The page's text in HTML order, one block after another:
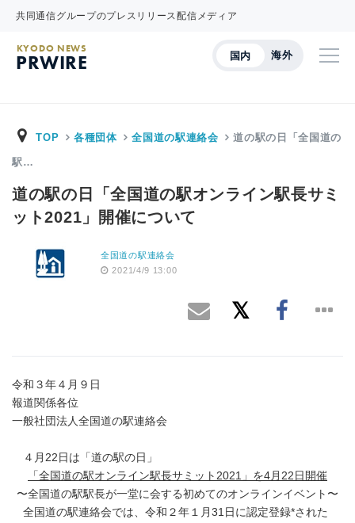
共同通信グループのプレスリリース配信メディア
国内 海外
KYODO NEWS
PRWIRE
TOP 各種団体 全国道の駅連絡会 道の駅の日「全国道の
駅…
道の駅の日「全国道の駅オンライン駅長サミ
ット2021」開催について
全国道の駅連絡会
2021/4/9 13:00
令和３年４月９日
報道関係各位
一般社団法人全国道の駅連絡会
４月22日は「道の駅の日」
「全国道の駅オンライン駅長サミット 2021」を4月22日開催
〜全国道の駅駅長が一堂に会する初めてのオンラインイベント〜
全国道の駅連絡会では、令和２年１月31日に認定登録*された